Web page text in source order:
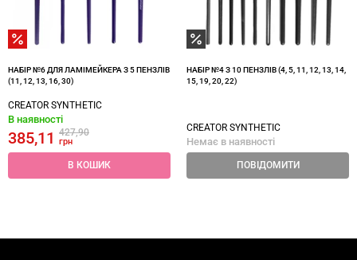
НАБІР №6 ДЛЯ ЛАМІМЕЙКЕРА З 5 ПЕНЗЛІВ
(11, 12, 13, 16, 30)
CREATOR SYNTHETIC
В наявності
385,11 427,90
грн
В КОШИК
НАБІР №4 З 10 ПЕНЗЛІВ (4, 5, 11, 12, 13, 14,
15, 19, 20, 22)
CREATOR SYNTHETIC
Немає в наявності
ПОВІДОМИТИ